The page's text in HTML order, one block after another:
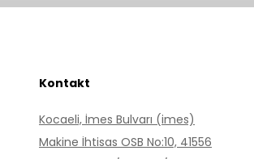
Kontakt
Kocaeli, İmes Bulvarı (imes)
Makine İhtisas OSB No:10, 41556